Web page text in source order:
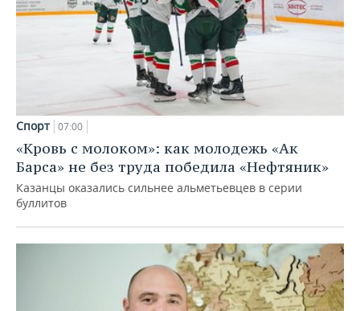
Спорт 07:00
«Кровь с молоком»: как молодежь «Ак
Барса» не без труда победила «Нефтяник»
Казанцы оказались сильнее альметьевцев в серии
буллитов